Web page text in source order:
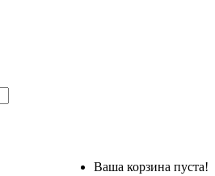
Ваша корзина пуста!